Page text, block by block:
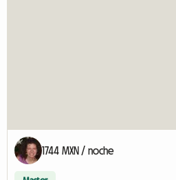
1744 MXN / noche